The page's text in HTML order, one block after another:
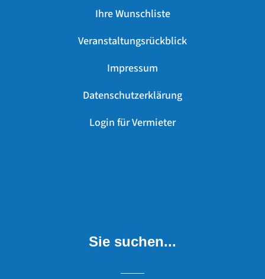
Ihre Wunschliste
Veranstaltungsrückblick
Impressum
Datenschutzerklärung
Login für Vermieter
Sie suchen...